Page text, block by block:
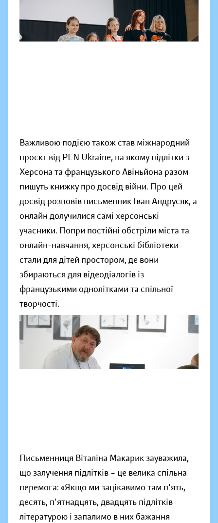
Важливою подією також став міжнародний
проєкт від PEN Ukraine, на якому підлітки з
Херсона та французького Авіньйона разом
пишуть книжку про досвід війни. Про цей
досвід розповів письменник Іван Андрусяк, а
онлайн долучилися самі херсонські
учасники. Попри постійні обстріли міста та
онлайн-навчання, херсонські бібліотеки
стали для дітей простором, де вони
збираються для відеодіалогів із
французькими однолітками та спільної
творчості.
Письменниця Віталіна Макарик зауважила,
що залучення підлітків – це велика спільна
перемога: «Якщо ми зацікавимо там п'ять,
десять, п'ятнадцять, двадцять підлітків
літературою і запалимо в них бажання